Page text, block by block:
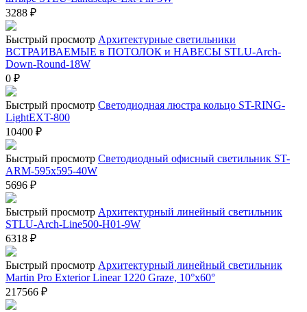
3288 ₽
Быстрый просмотр Архитектурные светильники
ВСТРАИВАЕМЫЕ в ПОТОЛОК и НАВЕСЫ STLU-Arch-
Down-Round-18W
0 ₽
Быстрый просмотр Светодиодная люстра кольцо ST-RING-
LightEXT-800
10400 ₽
Быстрый просмотр Светодиодный офисный светильник ST-
ARM-595х595-40W
5696 ₽
Быстрый просмотр Архитектурный линейный светильник
STLU-Arch-Line500-H01-9W
6318 ₽
Быстрый просмотр Архитектурный линейный светильник
Martin Pro Exterior Linear 1220 Graze, 10°x60°
217566 ₽